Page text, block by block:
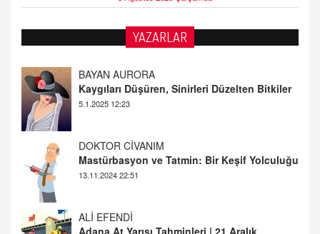
YAZARLAR
DOKTOR CİVANIM
Mastürbasyon ve Tatmin: Bir Keşif Yolculuğu
13.11.2024 22:51
ALİ EFENDİ
Adana At Yarışı Tahminleri | 21 Aralık
Cumartesi
TUTKUNUN PERİSİ